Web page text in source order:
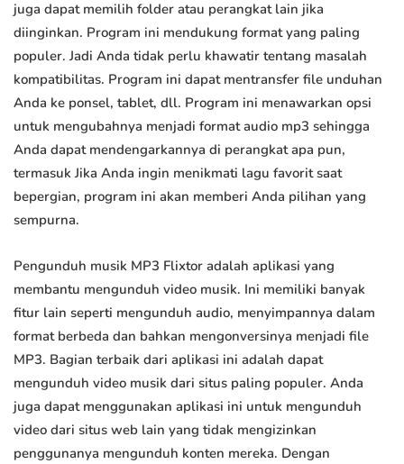
juga dapat memilih folder atau perangkat lain jika
diinginkan. Program ini mendukung format yang paling
populer. Jadi Anda tidak perlu khawatir tentang masalah
kompatibilitas. Program ini dapat mentransfer file unduhan
Anda ke ponsel, tablet, dll. Program ini menawarkan opsi
untuk mengubahnya menjadi format audio mp3 sehingga
Anda dapat mendengarkannya di perangkat apa pun,
termasuk Jika Anda ingin menikmati lagu favorit saat
bepergian, program ini akan memberi Anda pilihan yang
sempurna.
Pengunduh musik MP3 Flixtor adalah aplikasi yang
membantu mengunduh video musik. Ini memiliki banyak
fitur lain seperti mengunduh audio, menyimpannya dalam
format berbeda dan bahkan mengonversinya menjadi file
MP3. Bagian terbaik dari aplikasi ini adalah dapat
mengunduh video musik dari situs paling populer. Anda
juga dapat menggunakan aplikasi ini untuk mengunduh
video dari situs web lain yang tidak mengizinkan
penggunanya mengunduh konten mereka. Dengan